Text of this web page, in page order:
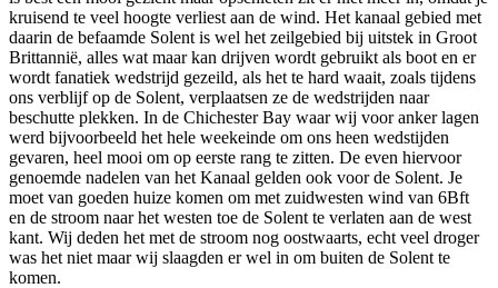
kruisend te veel hoogte verliest aan de wind. Het kanaal gebied met
daarin de befaamde Solent is wel het zeilgebied bij uitstek in Groot
Brittannië, alles wat maar kan drijven wordt gebruikt als boot en er
wordt fanatiek wedstrijd gezeild, als het te hard waait, zoals tijdens
ons verblijf op de Solent, verplaatsen ze de wedstrijden naar
beschutte plekken. In de Chichester Bay waar wij voor anker lagen
werd bijvoorbeeld het hele weekeinde om ons heen wedstijden
gevaren, heel mooi om op eerste rang te zitten. De even hiervoor
genoemde nadelen van het Kanaal gelden ook voor de Solent. Je
moet van goeden huize komen om met zuidwesten wind van 6Bft
en de stroom naar het westen toe de Solent te verlaten aan de west
kant. Wij deden het met de stroom nog oostwaarts, echt veel droger
was het niet maar wij slaagden er wel in om buiten de Solent te
komen.